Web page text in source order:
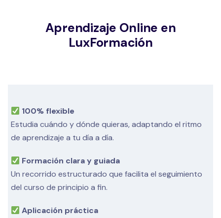
Aprendizaje Online en
LuxFormación
100% flexible
Estudia cuándo y dónde quieras, adaptando el ritmo
de aprendizaje a tu día a día.
Formación clara y guiada
Un recorrido estructurado que facilita el seguimiento
del curso de principio a fin.
Aplicación práctica